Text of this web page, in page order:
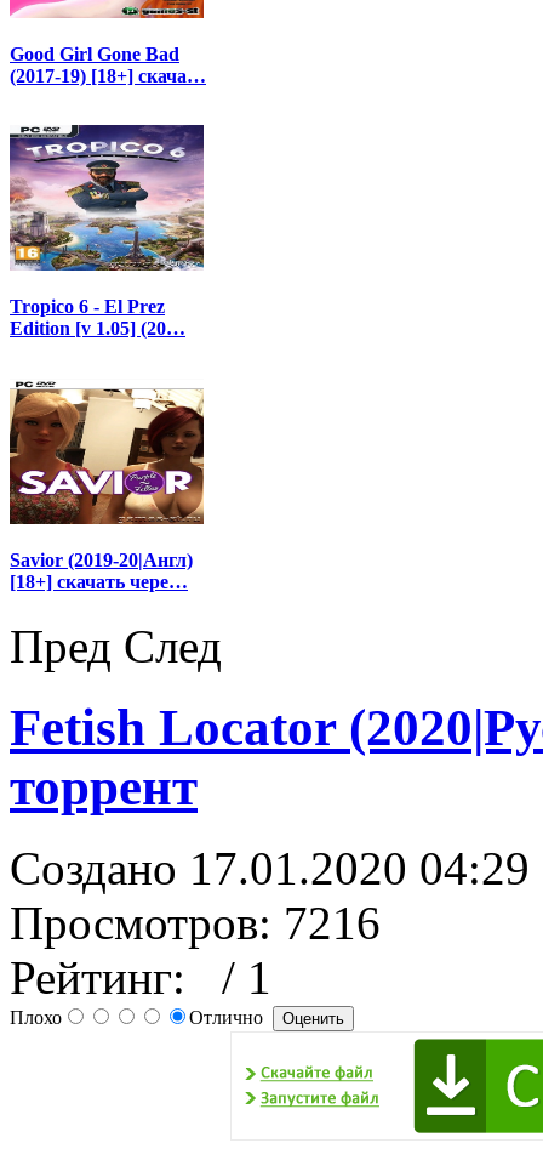
Good Girl Gone Bad
(2017-19) [18+] скача…
Tropico 6 - El Prez
Edition [v 1.05] (20…
Savior (2019-20|Англ)
[18+] скачать чере…
Пред След
Fetish Locator
торрент
Создано 17.01.2020 04:29
Просмотров: 7216
Рейтинг:
/ 1
Плохо Отлично